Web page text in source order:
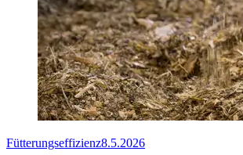
Fütterungseffizienz8.5.2026